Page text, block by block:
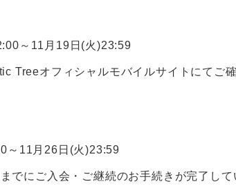
～11月19日(火)23:59
Treeオフィシャルモバイルサイトにてご確
～11月26日(火)23:59
でにご入会・ご継続のお手続きが完了し